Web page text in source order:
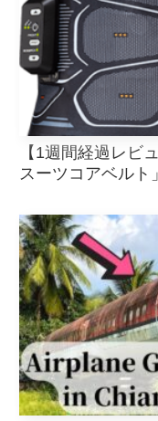
【1週間経過レビ
スーツコアベルト